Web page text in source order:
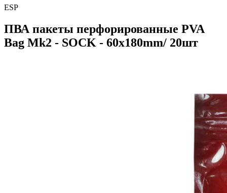
ESP
ПВА пакеты перфорированные PVA
Bag Mk2 - SOCK - 60x180mm/ 20шт